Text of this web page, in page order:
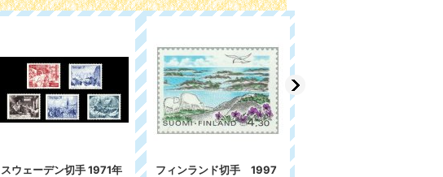
スウェーデン切手 1994
スウェーデン 切手 1977